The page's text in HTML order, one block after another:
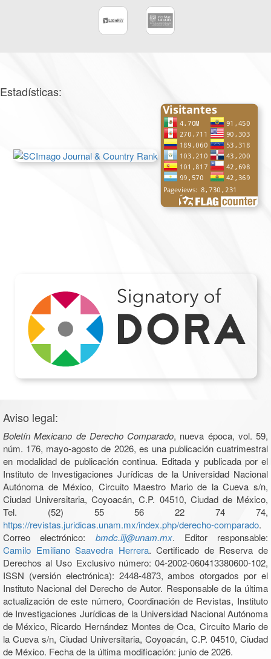
Estadísticas:
Aviso legal:
Boletín Mexicano de Derecho Comparado, nueva época, vol. 59,
núm. 176, mayo-agosto de 2026, es una publicación cuatrimestral
en modalidad de publicación continua. Editada y publicada por el
Instituto de Investigaciones Jurídicas de la Universidad Nacional
Autónoma de México, Circuito Maestro Mario de la Cueva s/n,
Ciudad Universitaria, Coyoacán, C.P. 04510, Ciudad de México,
Tel. (52) 55 56 22 74 74,
https://revistas.juridicas.unam.mx/index.php/derecho-comparado.
Correo electrónico: bmdc.iij@unam.mx. Editor responsable:
Camilo Emiliano Saavedra Herrera. Certificado de Reserva de
Derechos al Uso Exclusivo número: 04-2002-060413380600-102,
ISSN (versión electrónica): 2448-4873, ambos otorgados por el
Instituto Nacional del Derecho de Autor. Responsable de la última
actualización de este número, Coordinación de Revistas, Instituto
de Investigaciones Jurídicas de la Universidad Nacional Autónoma
de México, Ricardo Hernández Montes de Oca, Circuito Mario de
la Cueva s/n, Ciudad Universitaria, Coyoacán, C.P. 04510, Ciudad
de México. Fecha de la última modificación: junio de 2026.